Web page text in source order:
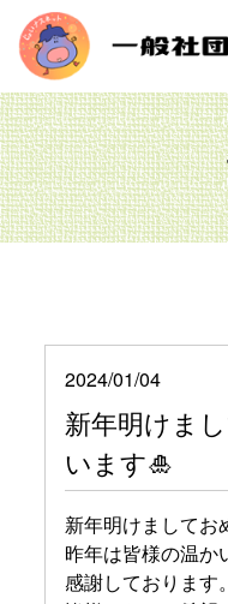
2024/01/04
新年明けま
います🎍
新年明けましてお
昨年は皆様の温か
感謝しております。